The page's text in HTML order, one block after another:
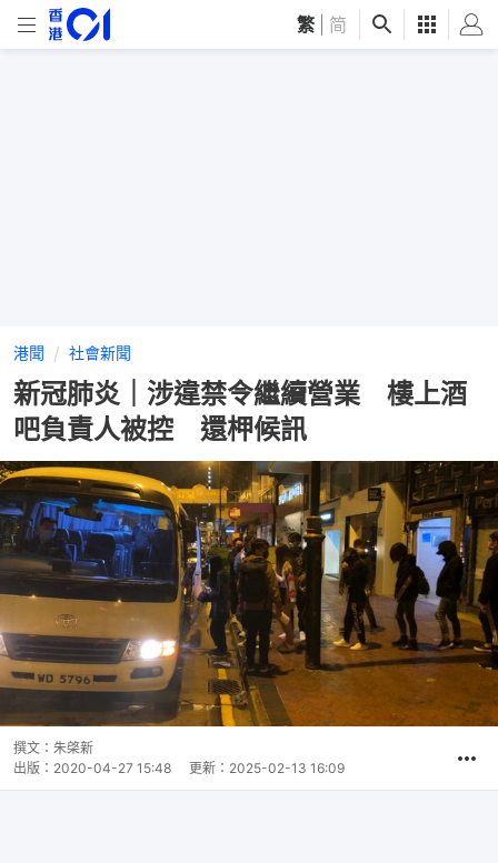
繁 简
港聞 社會新聞
新冠肺炎｜涉違禁令繼續營業 樓上酒
吧負責人被控 還柙候訊
撰文： 朱棨新
出版： 2020-04-27 15:48 更新： 2025-02-13 16:09